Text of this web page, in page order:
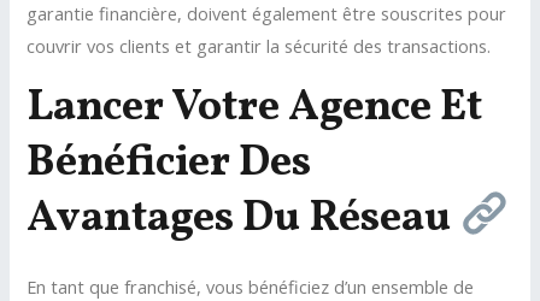
garantie financière, doivent également être souscrites pour
couvrir vos clients et garantir la sécurité des transactions.
Lancer Votre Agence Et
Bénéficier Des
Avantages Du Réseau
En tant que franchisé, vous bénéficiez d’un ensemble de